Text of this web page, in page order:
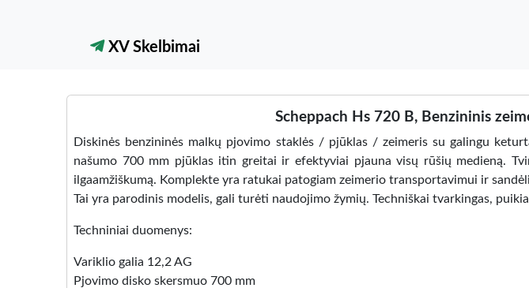
XV Skelbimai
Scheppach Hs 720 B, Benzininis
Diskinės benzininės malkų pjovimo staklės / pjūklas / zeimeris su galingu
našumo 700 mm pjūklas itin greitai ir efektyviai pjauna visų rūšių medieną.
ilgaamžiškumą. Komplekte yra ratukai patogiam zeimerio transportavimui ir
Tai yra parodinis modelis, gali turėti naudojimo žymių. Techniškai tvarkingas,
Techniniai duomenys:
Variklio galia 12,2 AG
Pjovimo disko skersmuo 700 mm